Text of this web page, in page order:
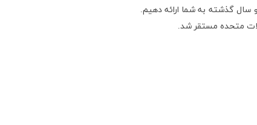
گذشته به شما ارائه دهیم.
متحده مستقر شد.